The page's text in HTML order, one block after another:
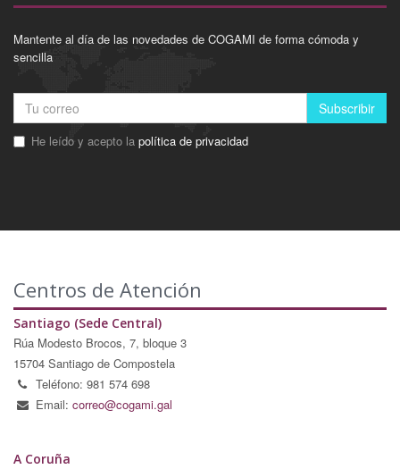
Mantente al día de las novedades de COGAMI de forma cómoda y
sencilla
Subscribir
He leído y acepto la política de privacidad
Centros de Atención
Santiago (Sede Central)
Rúa Modesto Brocos, 7, bloque 3
15704 Santiago de Compostela
Teléfono: 981 574 698
Email: correo@cogami.gal
A Coruña